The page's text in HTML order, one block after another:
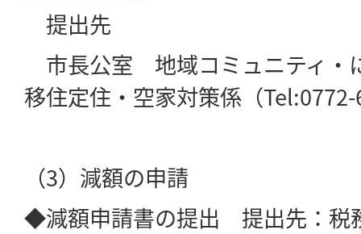
提出先
市長公室 地域コミュニティ
移住定住・空家対策係（
（3）減額の申請
◆減額申請書の提出 提出先：税